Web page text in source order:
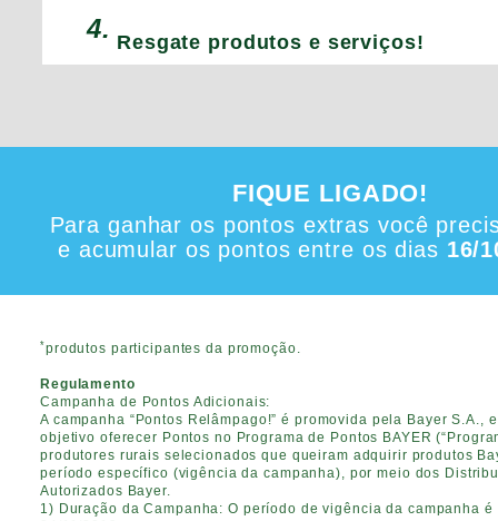
4. Resgate produtos e serviços!
FIQUE LIGADO!
Para ganhar os pontos extras você
e acumular os pontos entre os dias 16/
*produtos participantes da promoção.
Regulamento
Campanha de Pontos Adicionais:
A campanha “Pontos Relâmpago!” é promovida pela Bayer S.A.,
objetivo oferecer Pontos no Programa de Pontos BAYER
produtores rurais selecionados que queiram adquirir produtos
período específico (vigência da campanha), por meio dos
Autorizados Bayer.
1) Duração da Campanha: O período de vigência da campanha